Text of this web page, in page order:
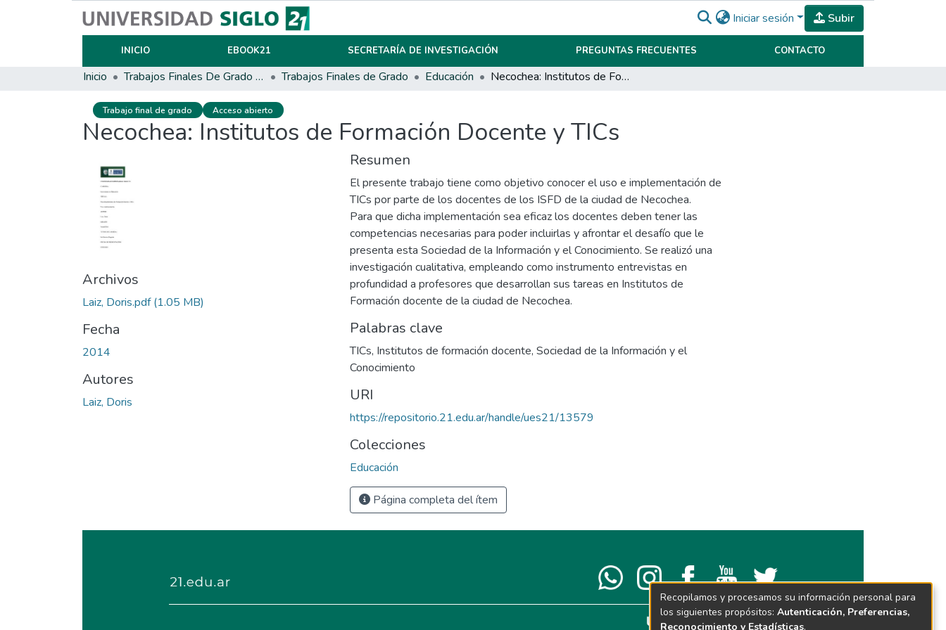
Iniciar sesión Subir
INICIO EBOOK21 SECRETARÍA DE INVESTIGACIÓN PREGUNTAS FRECUENTES CONTACTO
Inicio Trabajos Finales De Grado Y Posgrado Trabajos Finales de Grado Educación Necochea: Institutos de Formación Docente y TICs
Trabajo final de grado Acceso abierto
Necochea: Institutos de Formación Docente y TICs
Archivos
Laiz, Doris.pdf(1.05 MB)
Fecha
2014
Autores
Laiz, Doris
Resumen
El presente trabajo tiene como objetivo conocer el uso e implementación de
TICs por parte de los docentes de los ISFD de la ciudad de Necochea.
Para que dicha implementación sea eficaz los docentes deben tener las
competencias necesarias para poder incluirlas y afrontar el desafío que le
presenta esta Sociedad de la Información y el Conocimiento. Se realizó una
investigación cualitativa, empleando como instrumento entrevistas en
profundidad a profesores que desarrollan sus tareas en Institutos de
Formación docente de la ciudad de Necochea.
Palabras clave
TICs, Institutos de formación docente, Sociedad de la Información y el
Conocimiento
URI
https://repositorio.21.edu.ar/handle/ues21/13579
Colecciones
Educación
Página completa del ítem
Recopilamos y procesamos su información personal para
los siguientes propósitos: Autenticación, Preferencias,
Reconocimiento y Estadísticas.